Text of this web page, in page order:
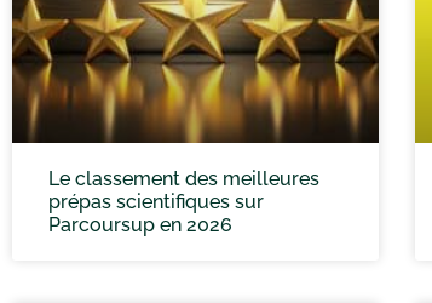
Le classement des meilleures
prépas scientifiques sur
Parcoursup en 2026